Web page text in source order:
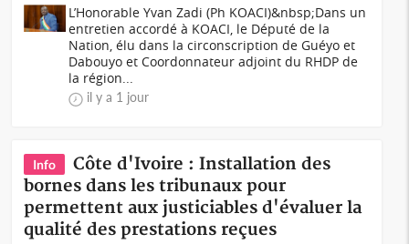
L’Honorable Yvan Zadi (Ph KOACI)&nbsp;Dans un
entretien accordé à KOACI, le Député de la
Nation, élu dans la circonscription de Guéyo et
Dabouyo et Coordonnateur adjoint du RHDP de
la région...
il y a 1 jour
Info
Côte d'Ivoire : Installation des
bornes dans les tribunaux pour
permettent aux justiciables d'évaluer la
qualité des prestations reçues